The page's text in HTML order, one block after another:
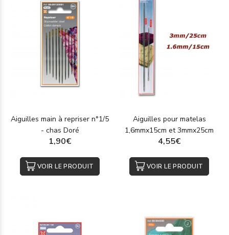
Aiguilles main à repriser n°1/5
- chas Doré
1,90€
VOIR LE PRODUIT
Aiguilles pour matelas
1,6mmx15cm et 3mmx25cm
4,55€
VOIR LE PRODUIT